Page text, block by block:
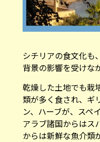
シチリアの食文化も
背景の影響を受けな
乾燥した土地でも栽
類が多く食され、ギ
ン、ハーブが、スペ
アラブ諸国からはス
からは新鮮な魚介類